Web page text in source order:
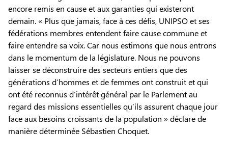
encore remis en cause et aux garanties qui existeront
demain. « Plus que jamais, face à ces défis, UNIPSO et ses
fédérations membres entendent faire cause commune et
faire entendre sa voix. Car nous estimons que nous entrons
dans le momentum de la législature. Nous ne pouvons
laisser se déconstruire des secteurs entiers que des
générations d’hommes et de femmes ont construit et qui
ont été reconnus d’intérêt général par le Parlement au
regard des missions essentielles qu’ils assurent chaque jour
face aux besoins croissants de la population » déclare de
manière déterminée Sébastien Choquet.